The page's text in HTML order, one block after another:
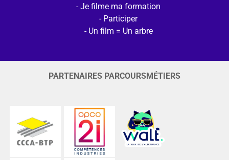
Je filme ma formation
Participer
Un film = Un arbre
PARTENAIRES PARCOURSMÉTIERS